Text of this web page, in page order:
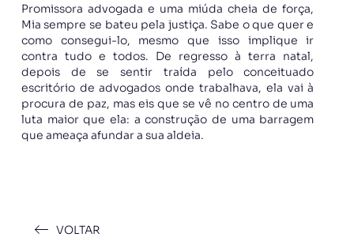
Promissora advogada e uma miúda cheia de força,
Mia sempre se bateu pela justiça. Sabe o que quer e
como consegui-lo, mesmo que isso implique ir
contra tudo e todos. De regresso à terra natal,
depois de se sentir traída pelo conceituado
escritório de advogados onde trabalhava, ela vai à
procura de paz, mas eis que se vê no centro de uma
luta maior que ela: a construção de uma barragem
que ameaça afundar a sua aldeia.
VOLTAR